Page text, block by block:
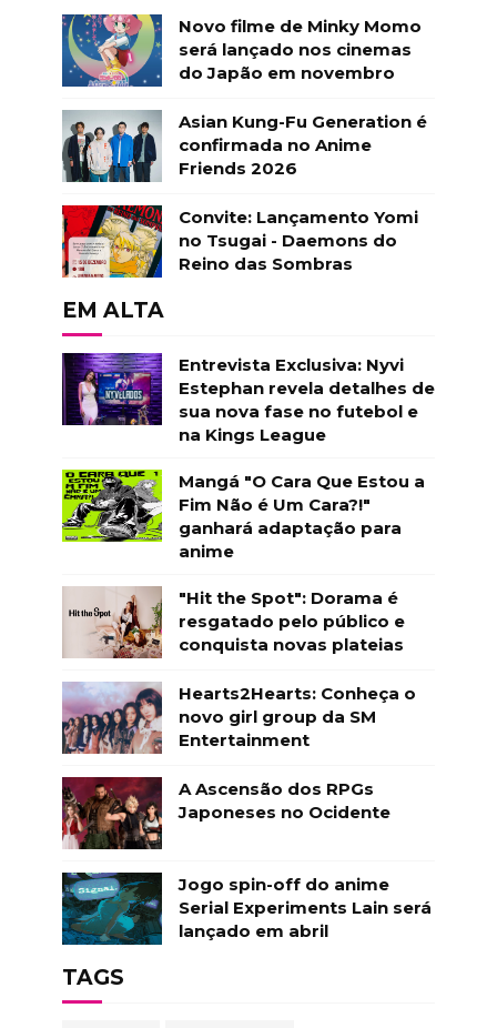
Novo filme de Minky Momo
será lançado nos cinemas
do Japão em novembro
Asian Kung-Fu Generation é
confirmada no Anime
Friends 2026
Convite: Lançamento Yomi
no Tsugai - Daemons do
Reino das Sombras
EM ALTA
Entrevista Exclusiva: Nyvi
Estephan revela detalhes de
sua nova fase no futebol e
na Kings League
Mangá "O Cara Que Estou a
Fim Não é Um Cara?!"
ganhará adaptação para
anime
"Hit the Spot": Dorama é
resgatado pelo público e
conquista novas plateias
Hearts2Hearts: Conheça o
novo girl group da SM
Entertainment
A Ascensão dos RPGs
Japoneses no Ocidente
Jogo spin-off do anime
Serial Experiments Lain será
lançado em abril
TAGS